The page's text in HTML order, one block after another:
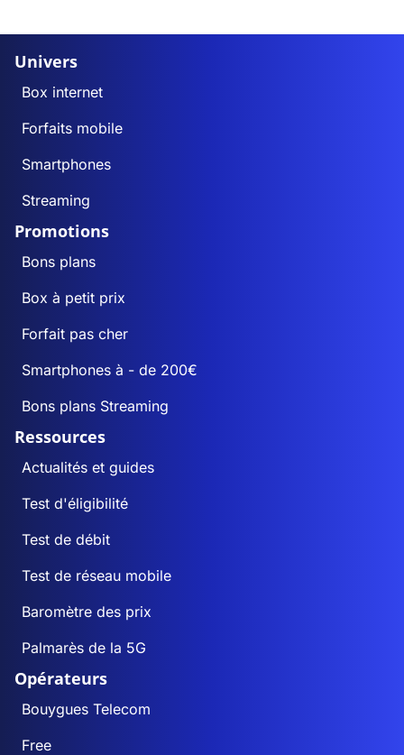
Univers
Box internet
Forfaits mobile
Smartphones
Streaming
Promotions
Bons plans
Box à petit prix
Forfait pas cher
Smartphones à - de 200€
Bons plans Streaming
Ressources
Actualités et guides
Test d'éligibilité
Test de débit
Test de réseau mobile
Baromètre des prix
Palmarès de la 5G
Opérateurs
Bouygues Telecom
Free